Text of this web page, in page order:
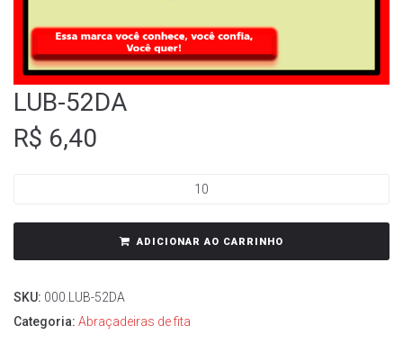
LUB-52DA
R$ 6,40
ADICIONAR AO CARRINHO
SKU: 000.LUB-52DA
Categoria: Abraçadeiras de fita